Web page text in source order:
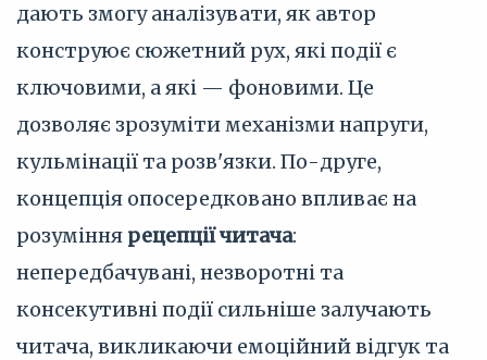
дають змогу аналізувати, як автор
конструює сюжетний рух, які події є
ключовими, а які — фоновими. Це
дозволяє зрозуміти механізми напруги,
кульмінації та розв'язки. По-друге,
концепція опосередковано впливає на
розуміння рецепції читача:
непередбачувані, незворотні та
консекутивні події сильніше залучають
читача, викликаючи емоційний відгук та